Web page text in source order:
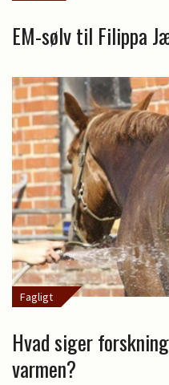
EM-sølv til Filippa
Fagligt
Hvad siger
varmen?